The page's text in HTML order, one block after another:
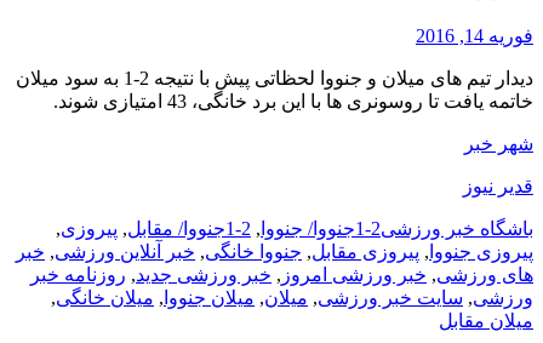
فوریه 14, 2016
دیدار تیم های میلان و جنووا لحظاتی پیش با نتیجه 2-1 به سود میلان
خاتمه یافت تا روسونری ها با این برد خانگی، 43 امتیازی شوند.
شهر خبر
قدیر نیوز
باشگاه خبر ورزشی2-1جنووا/ جنووا , 2-1جنووا/ مقابل , پیروزی,
پیروزی جنووا , پیروزی مقابل, جنووا خانگی, خبر آنلاین ورزشی, خبر
های ورزشی, خبر ورزشی امروز , خبر ورزشی جدید, روزنامه خبر
ورزشی, سایت خبر ورزشی, میلان, میلان جنووا , میلان خانگی,
میلان مقابل